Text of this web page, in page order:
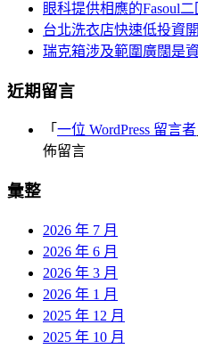
眼科提供相應的Fasoul
台北洗衣店快速低投資
瑞克箱涉及範圍廣闊是
近期留言
「 一位 WordPress 留言者
佈留言
彙整
2026 年 7 月
2026 年 6 月
2026 年 3 月
2026 年 1 月
2025 年 12 月
2025 年 10 月